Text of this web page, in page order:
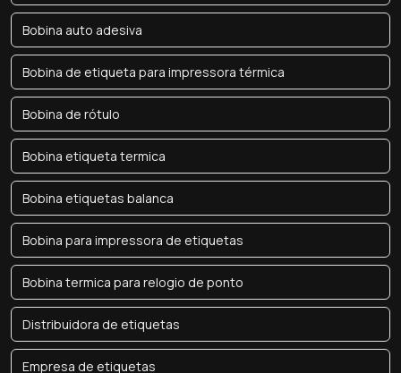
Bobina auto adesiva
Bobina de etiqueta para impressora térmica
Bobina de rótulo
Bobina etiqueta termica
Bobina etiquetas balanca
Bobina para impressora de etiquetas
Bobina termica para relogio de ponto
Distribuidora de etiquetas
Empresa de etiquetas